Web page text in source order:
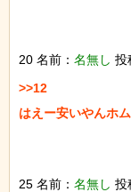
20 名前： 名無し 投
>>12
はえー安いやんホ
25 名前： 名無し 投